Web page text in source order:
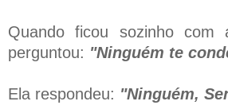
Quando ficou sozinho com
perguntou: "Ninguém te
Ela respondeu: "Ninguém,